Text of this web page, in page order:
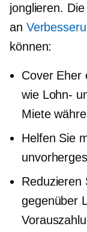
jonglieren.
an
können:
Cover Eher
wie Lohn-
Miete
Helfen Sie
Reduzieren
gegenüber